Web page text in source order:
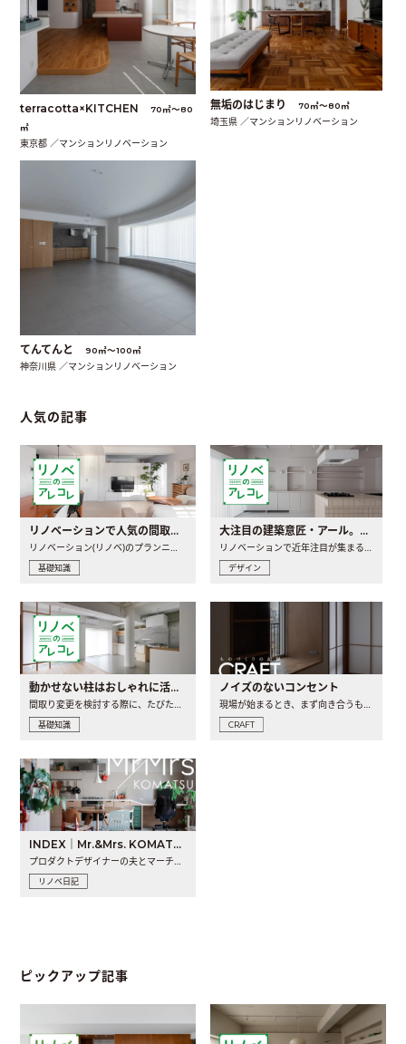
terracotta×KITCHEN
70㎡〜80
㎡
東京都 ／マンションリノベーション
無垢のはじまり 70㎡〜80㎡
埼玉県 ／マンションリノベーション
てんてんと 90㎡〜100㎡
神奈川県 ／マンションリノベーション
人気の記事
リノベーションで人気の間取りとは？トレンドの間取りと実例を徹底解説
リノベーション(リノベ)のプランニングで一番最初に決めるのは..
基礎知識
大注目の建築意匠・アール。人気の理由と空間に取り入れるポイント
リノベーションで近年注目が集まる建築意匠の一つであるアール..
デザイン
動かせない柱はおしゃれに活用！柱を魅せるリノベーション(リノベ)4選
間取り変更を検討する際に、たびたび皆さんの頭を悩ませる動か..
基礎知識
ノイズのないコンセント
現場が始まるとき、まず向き合うものの一つがコンセントです..
CRAFT
INDEX｜Mr.&Mrs. KOMATSU renovation diary
プロダクトデザイナーの夫とマーチャンダイザーの妻が、夫婦で..
リノベ日記
ピックアップ記事